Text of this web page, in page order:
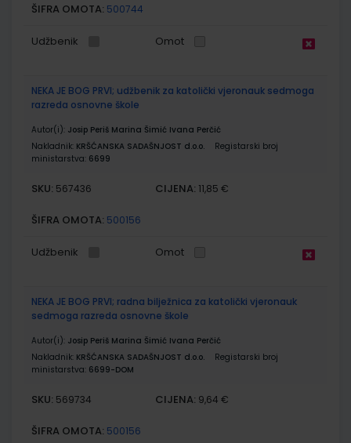
ŠIFRA OMOTA: 500744
Udžbenik Omot
NEKA JE BOG PRVI; udžbenik za katolički vjeronauk sedmoga
razreda osnovne škole
Autor(i): Josip Periš Marina Šimić Ivana Perčić
Nakladnik: KRŠĆANSKA SADAŠNJOST d.o.o.
Registarski broj
ministarstva: 6699
SKU: 567436 CIJENA: 11,85 €
ŠIFRA OMOTA: 500156
Udžbenik Omot
NEKA JE BOG PRVI; radna bilježnica za katolički vjeronauk
sedmoga razreda osnovne škole
Autor(i): Josip Periš Marina Šimić Ivana Perčić
Nakladnik: KRŠĆANSKA SADAŠNJOST d.o.o.
Registarski broj
ministarstva: 6699-DOM
SKU: 569734 CIJENA: 9,64 €
ŠIFRA OMOTA: 500156